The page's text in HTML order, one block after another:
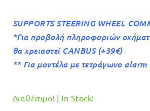
SUPPORTS STEERING WHEEL
*Για προβολή πληροφοριών
θα χρειαστεί CANBUS (+39€)
** Για μοντέλα με τετράγωνο alarm
Διαθέσιμο! | In Stock!